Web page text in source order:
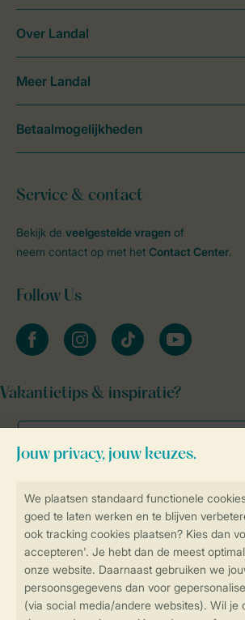
Veilig en snel online boeken
Veilige gegevensoverdracht
Veilige betaling
Service & contact
Bekijk de veelgestelde vragen of
neem contact op met het Contact Center.
Follow Us
facebookinstagramtiktok youtube
Vakantietips & inspiratie?
Over Landal
Meer Landal
Betaalmogelijkheden